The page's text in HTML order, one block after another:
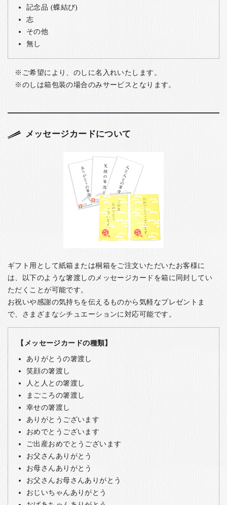
記念品 (蝶結び)
志
その他
無し
ご希望により、のしに名入れいたします。
のしは箱包装の場合のみサービスとなります。
メッセージカードについて
ギフト用として紙箱または桐箱をご注文いただいたお客様に
は、以下のような箸渡しのメッセージカードを箱に同封してい
ただくことが可能です。
お祝いや感謝の気持ちを伝えるものから気軽なプレゼントま
で、さまざまなシチュエーションに対応可能です。
【メッセージカードの種類】
ありがとうの箸渡し
笑顔の箸渡し
人と人との箸渡し
まごころの箸渡し
幸せの箸渡し
ありがとうございます
おめでとうございます
ご出産おめでとうございます
お父さんありがとう
お母さんありがとう
お父さんお母さんありがとう
おじいちゃんありがとう